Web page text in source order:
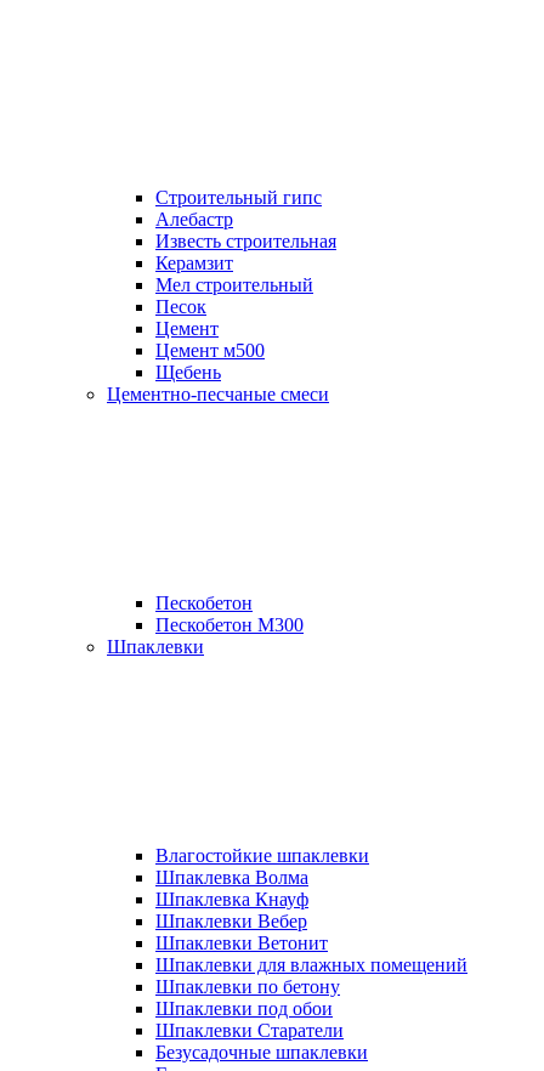
Строительный гипс
Алебастр
Известь строительная
Керамзит
Мел строительный
Песок
Цемент
Цемент м500
Щебень
Цементно-песчаные смеси
Пескобетон
Пескобетон М300
Шпаклевки
Влагостойкие шпаклевки
Шпаклевка Волма
Шпаклевка Кнауф
Шпаклевки Вебер
Шпаклевки Ветонит
Шпаклевки для влажных помещений
Шпаклевки по бетону
Шпаклевки под обои
Шпаклевки Старатели
Безусадочные шпаклевки